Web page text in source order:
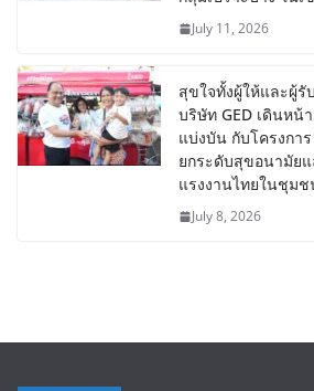
July 11, 2026
สุขใจทั้งผู้ให้และผู้รั
บริษัท GED เดินหน้
แบ่งบัน​ กับโครงกา
ยกระดับสุขอนามัย
แรงงานไทยในชุม
July 8, 2026